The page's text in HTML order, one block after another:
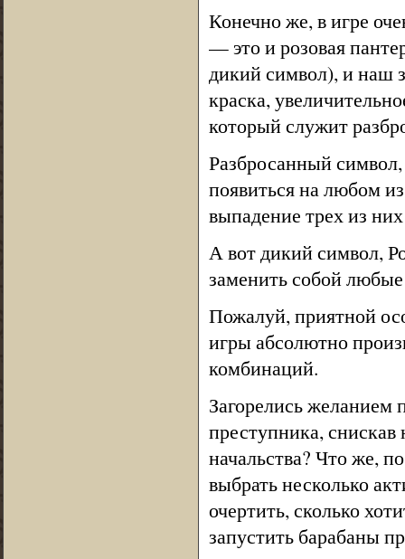
Конечно же, в игре
— это и розовая
дикий символ), и наш
краска,
который служит
Разбросанный
появиться на любом
выпадение трех из
А вот дикий символ,
заменить собой
Пожалуй, приятной
игры абсолютно
комбинаций.
Загорелись желанием
преступника,
начальства? Что же,
выбрать несколько
очертить, сколько
запустить барабаны